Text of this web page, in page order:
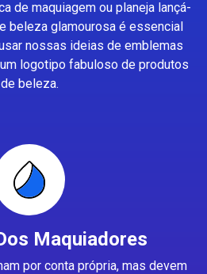
de maquiagem ou planeja lançá-
beleza glamourosa é essencial
nossas ideias de emblemas
logotipo fabuloso de produtos
de beleza.
Maquiadores
por conta própria, mas devem